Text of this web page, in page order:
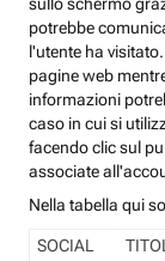
potrebbe
l'utente ha
pagine web
informazioni
caso in cui si
facendo clic sul
associate
Nella tabella qui
SOCIAL